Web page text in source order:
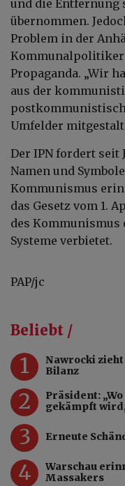
und die Entfernung
übernommen.
Problem in der
Kommunalpolitiker
Propaganda. „Wir
aus der
Umfelder
Der IPN fordert seit
Namen und
Kommunismus
das Gesetz vom 1.
des
Systeme verbietet.
PAP/jc
Beliebt /
1
Nawrocki zieht
Bilanz
2
Präsident:
gekämpft
3 Erneute
4
Warschau
Massakers